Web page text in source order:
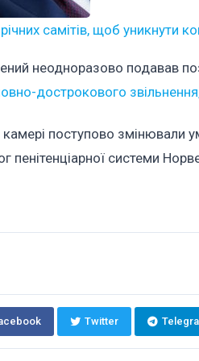
самітів, щоб уникнути
неодноразово подавав
дострокового
поступово змінювали
системи
Twitter